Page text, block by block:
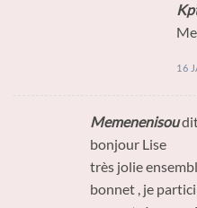
16
Memenenisou
bonjour Lise
très jolie
bonnet , je